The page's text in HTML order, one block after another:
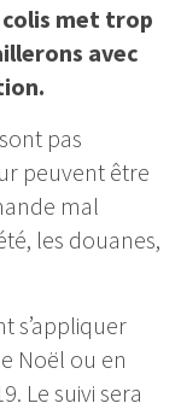
met trop
avec
pas
peuvent être
mal
les douanes,
s’appliquer
Noël ou en
Le suivi sera